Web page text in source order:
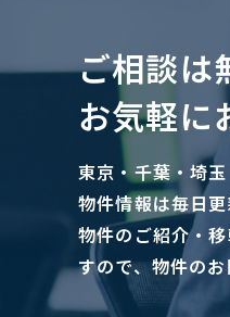
ご相談は
お気軽に
東京・千葉・埼
物件情報は毎日
物件のご紹介・
すので、物件の